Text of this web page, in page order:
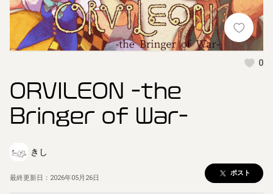
0
ORVILEON -the
Bringer of War-
きし
最終更新日： 2026年05月26日
ポスト